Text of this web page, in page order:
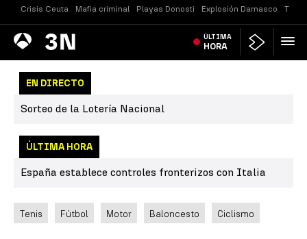
Crisis Ceuta Mafia criminal Playas Donosti Explosión Damasco
Antena
3 Noticias ÚLTIMA
HORA
EN DIRECTO
Sorteo de la Lotería Nacional
ÚLTIMA HORA
España establece controles fronterizos con Italia
Tenis Fútbol Motor Baloncesto Ciclismo